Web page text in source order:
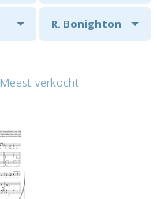
R. Bonighton
Meest verkocht